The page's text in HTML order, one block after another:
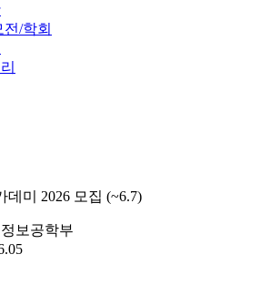
/학회
미 2026 모집 (~6.7)
보공학부